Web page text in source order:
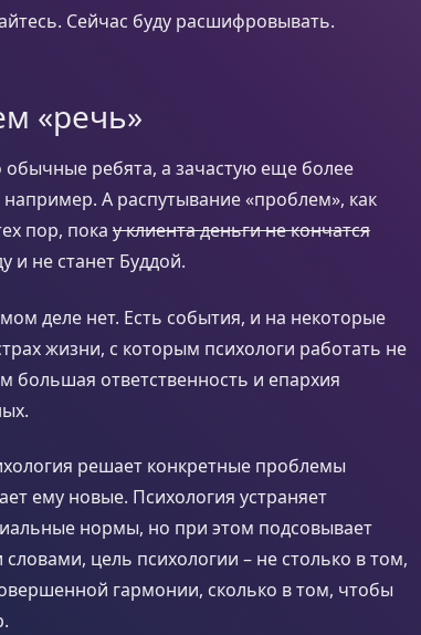
Сейчас буду расшифровывать.
«речь»
ребята, а зачастую еще более
А распутывание «проблем», как
пор, пока у клиента деньги не кончатся
и не станет Буддой.
деле нет. Есть события, и на некоторые
жизни, с которым психологи работать не
большая ответственность и епархия
решает конкретные проблемы
ему новые. Психология устраняет
нормы, но при этом подсовывает
цель психологии – не столько в том,
гармонии, сколько в том, чтобы